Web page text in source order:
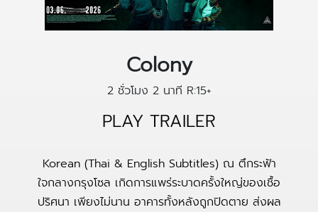
Colony
2 ชั่วโมง 2 นาที R:15+
PLAY TRAILER
Korean (Thai & English Subtitles) ณ ตึกระฟ้า
ใจกลางกรุงโซล เกิดการแพร่ระบาดครั้งใหญ่ของเชื้อ
ปริศนา เพียงไม่นาน อาคารทั้งหลังถูกปิดตาย ส่งผล